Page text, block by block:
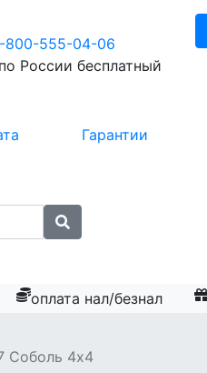
800-555-04-06
России бесплатный
Гарантии
оплата нал/безнал
Соболь 4х4